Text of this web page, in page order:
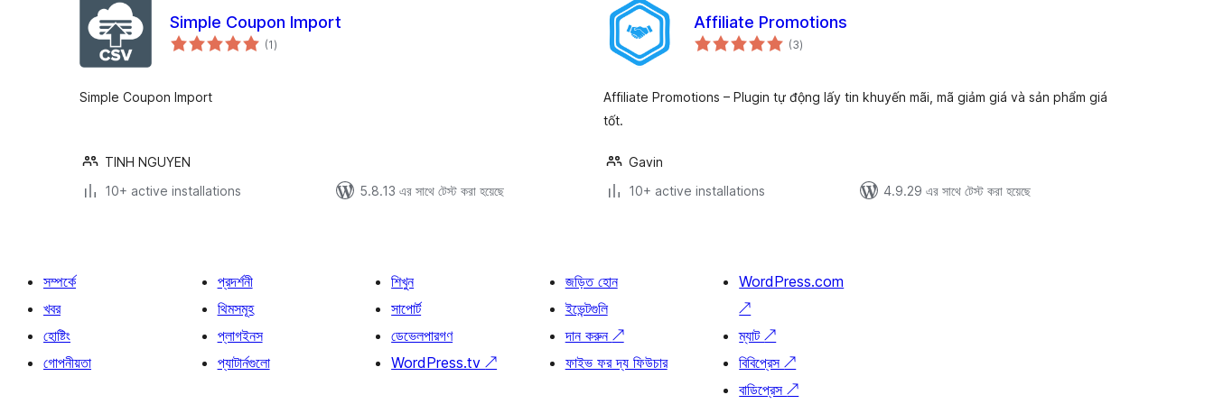
Simple Coupon Import
(1total
ratings
)
Simple Coupon Import
TINH NGUYEN
10+ active installations
5.8.13 এর সাথে টেস্ট করা হয়েছে
Affiliate Promotions
(3total
ratings
)
Affiliate Promotions – Plugin tự động lấy tin khuyến mãi, mã giảm giá và sản phẩm giá
tốt.
Gavin
10+ active installations
4.9.29 এর সাথে টেস্ট করা হয়েছে
সম্পর্কে
খবর
হোষ্টিং
গোপনীয়তা
প্রদর্শনী
থিমসমূহ
প্লাগইনস
প্যাটার্নগুলো
শিখুন
সাপোর্ট
ডেভেলপারগণ
WordPress.tv↗
জড়িত হোন
ইভেন্টগুলি
দান করুন ↗
ফাইভ ফর দ্য ফিউচার
WordPress.com
↗
ম্যাট↗
বিবিপ্রেস↗
বাডিপ্রেস↗